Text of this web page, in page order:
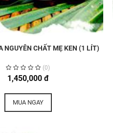
NGUYÊN CHẤT MẸ KEN (1 LÍT)
(0)
1,450,000 đ
MUA NGAY